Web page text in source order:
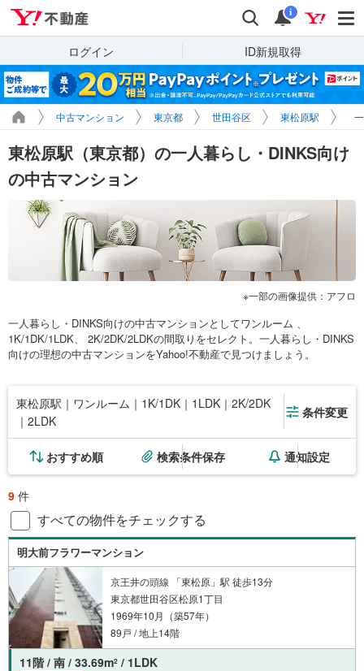
検索 通知
i
ログイン ID新規取得
中古マンション 東京都 世田谷区 東松原駅
東松原駅（東京都）の一人暮らし・DINKS向け
の中古マンション
一部の画像提供：アフロ
一人暮らし・DINKS向けの中古マンションとしてワンルーム 、
1K/1DK/1LDK、 2K/2DK/2LDKの間取りをセレクト。一人暮らし・DINKS
向けの理想の中古マンションをYahoo!不動産で見つけましょう。
東松原駅｜ワンルーム｜1K/1DK｜1LDK｜2K/2DK
｜2LDK
条件変更
おすすめ順 検索条件保存 通知設定
9 件
すべての物件をチェックする
明大前フラワーマンション
京王井の頭線 「東松原」駅 徒歩13分
東京都世田谷区松原1丁目
1969年10月（築57年）
89戸 / 地上14階
11階 / 南 / 33.69m2 / 1LDK